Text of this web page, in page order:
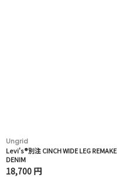
Ungrid
Levi's®別注 CINCH WIDE LEG REMAKE
DENIM
18,700 円